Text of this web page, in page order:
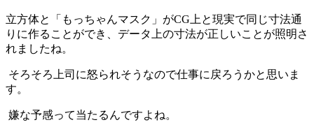
立方体と「もっちゃんマスク」がCG上と現実で同じ寸法通
りに作ることができ、データ上の寸法が正しいことが照明さ
れましたね。
そろそろ上司に怒られそうなので仕事に戻ろうかと思いま
す。
嫌な予感って当たるんですよね。